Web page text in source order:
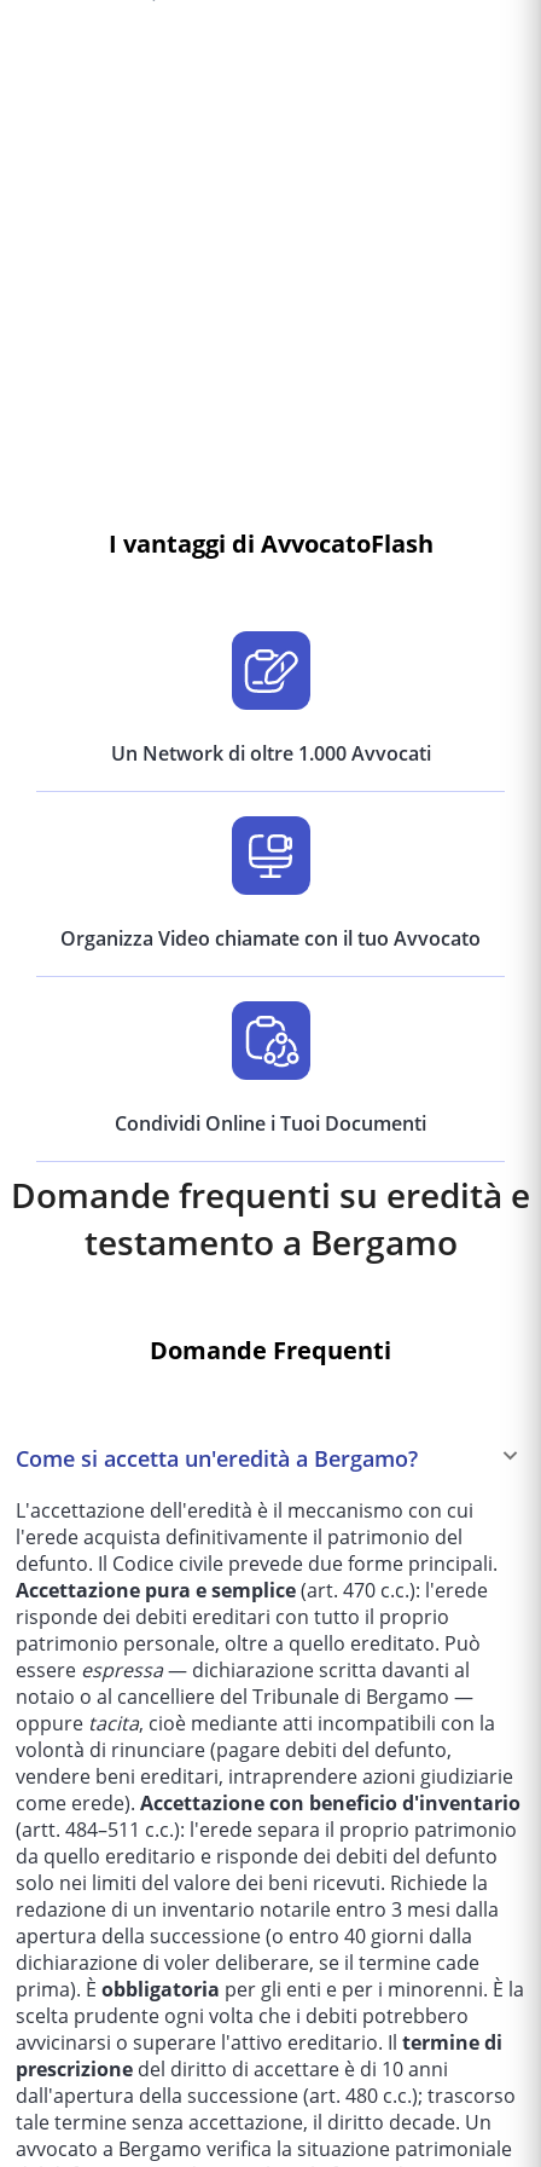
I vantaggi di AvvocatoFlash
Un Network di oltre 1.000 Avvocati
Organizza Video chiamate con il tuo Avvocato
Condividi Online i Tuoi Documenti
Domande frequenti su eredità e
testamento a Bergamo
Domande Frequenti
Come si accetta un'eredità a Bergamo?
L'accettazione dell'eredità è il meccanismo con cui
l'erede acquista definitivamente il patrimonio del
defunto. Il Codice civile prevede due forme principali.
Accettazione pura e semplice(art. 470 c.c.): l'erede
risponde dei debiti ereditari con tutto il proprio
patrimonio personale, oltre a quello ereditato. Può
essere espressa— dichiarazione scritta davanti al
notaio o al cancelliere del Tribunale di Bergamo —
oppure tacita, cioè mediante atti incompatibili con la
volontà di rinunciare (pagare debiti del defunto,
vendere beni ereditari, intraprendere azioni giudiziarie
come erede). Accettazione con beneficio d'inventario
(artt. 484–511 c.c.): l'erede separa il proprio patrimonio
da quello ereditario e risponde dei debiti del defunto
solo nei limiti del valore dei beni ricevuti. Richiede la
redazione di un inventario notarile entro 3 mesi dalla
apertura della successione (o entro 40 giorni dalla
dichiarazione di voler deliberare, se il termine cade
prima). È obbligatoria per gli enti e per i minorenni. È la
scelta prudente ogni volta che i debiti potrebbero
avvicinarsi o superare l'attivo ereditario. Il termine di
prescrizione del diritto di accettare è di 10 anni
dall'apertura della successione (art. 480 c.c.); trascorso
tale termine senza accettazione, il diritto decade. Un
avvocato a Bergamo verifica la situazione patrimoniale